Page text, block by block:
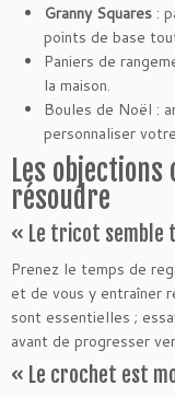
Granny Squares :
points de base
Paniers de
la maison.
Boules de Noël :
personnaliser
Les
résoudre
« Le tricot semble
Prenez le temps de
et de vous y entraîner
sont essentielles ;
avant de progresser
« Le crochet est